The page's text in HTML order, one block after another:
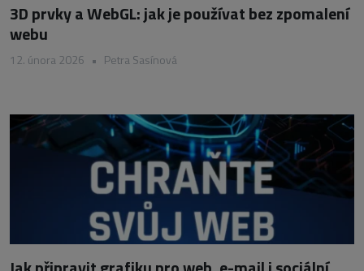
3D prvky a WebGL: jak je používat bez zpomalení
webu
12. února 2026 • Petra Sasínová